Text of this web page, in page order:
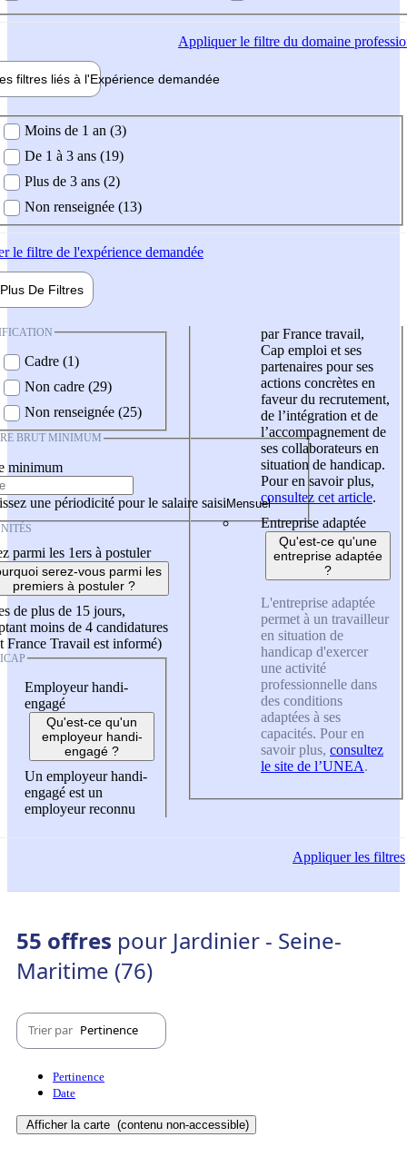
Appliquerle filtre du domaine
filtres liés à l'Expérience demandée
demandée
Moins de 1 an (3)
De 1 à 3 ans (19)
Plus de 3 ans (2)
Non renseignée (13)
le filtre de l'expérience demandée
Plus De Filtres
Cadre (1)
Non cadre (29)
Non renseignée (25)
BRUT MINIMUM
minimum
une périodicité pour le salaire saisi
parmi les 1ers à postuler
serez-vous parmi les
premiers à postuler ?
de plus de 15 jours,
moins de 4 candidatures
France Travail est informé)
Employeur handi-
engagé
Qu'est-ce qu'un
employeur handi-
engagé ?
Un employeur handi-
engagé est un
employeur reconnu
par France travail,
Cap emploi et ses
partenaires pour ses
actions concrètes en
faveur du recrutement,
de l’intégration et de
l’accompagnement de
ses collaborateurs en
situation de handicap.
Pour en savoir plus,
consultez cet article.
Entreprise adaptée
Qu'est-ce qu'une
entreprise adaptée
?
L'entreprise adaptée
permet à un travailleur
en situation de
handicap d'exercer
une activité
professionnelle dans
des conditions
adaptées à ses
capacités. Pour en
savoir plus, consultez
le site de l’UNEA.
Appliquerles filtres
55 offres pour Jardinier - Seine-
Maritime (76)
Trier par Pertinence
Pertinence
Date
Afficher la carte (contenu non-accessible)